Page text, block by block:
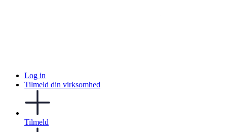
Log in
Tilmeld din virksomhed
Tilmeld